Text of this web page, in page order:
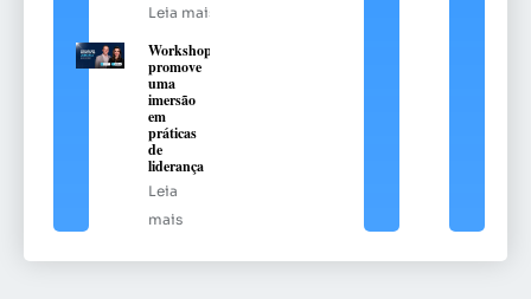
Leia mais
Workshop
promove
uma
imersão
em
práticas
de
liderança
Leia
mais